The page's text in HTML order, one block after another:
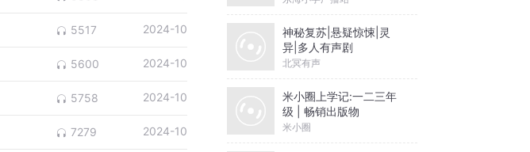
5517 2024-10
5600 2024-10
5758 2024-10
7279 2024-10
神秘复苏|悬疑惊悚|灵
异|多人有声剧
北冥有声
米小圈上学记:一二三年
级 | 畅销出版物
米小圈